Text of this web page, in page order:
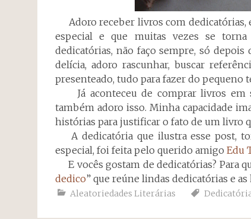
Adoro receber livros com dedicatórias,
especial e que muitas vezes se
dedicatórias, não faço sempre, só
delícia, adoro rascunhar, buscar
presenteado, tudo para fazer do pequeno
Já aconteceu de comprar livros em
também adoro isso. Minha capacidade
histórias para justificar o fato de um livro
A dedicatória que ilustra esse post,
especial, foi feita pelo querido amigo Edu
E vocês gostam de dedicatórias? Para
dedico” que reúne lindas dedicatórias e
Aleatoriedades Literárias